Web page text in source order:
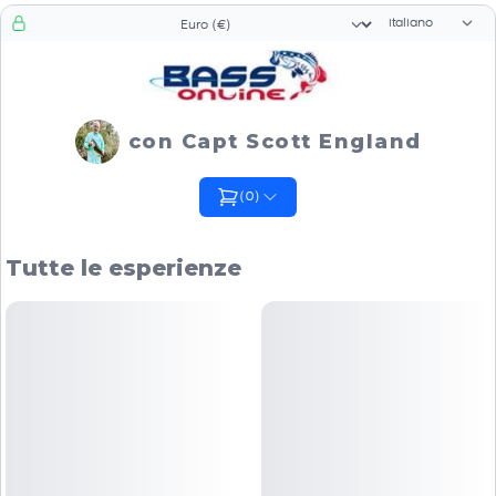
Selezionatore valuta Selettore di
con Capt Scott England
(0)
Tutte le esperienze